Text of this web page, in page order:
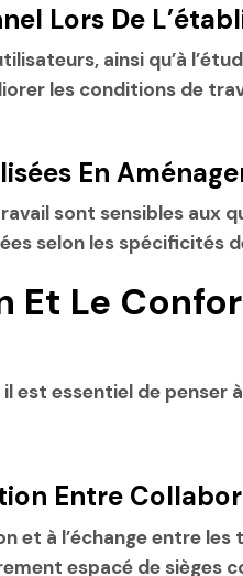
Lors De
ainsi qu’à
les conditions de
En
sont sensibles aux
selon les spécificités
Le
essentiel de penser
Entre
à l’échange entre
espacé de sièges